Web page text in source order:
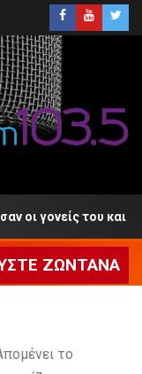
του και ο
ΖΩΝΤΑΝΆ
το